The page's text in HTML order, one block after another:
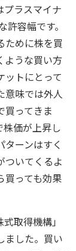
プラスマイナ
容幅です。
ために株を買
ような買い方
ットにとって
意味では外人
買ってきま
価が上昇し
ーンはすく
ついてくるよ
買っても効果
取得機構」
ました。買い